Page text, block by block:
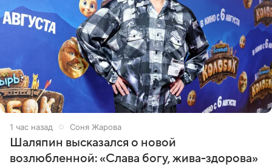
1 час назад Соня Жарова
Шаляпин высказался о новой
возлюбленной: «Слава богу, жива-здорова»